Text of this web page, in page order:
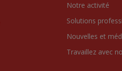
Notre activité
Solutions
Nouvelles et
Travaillez avec